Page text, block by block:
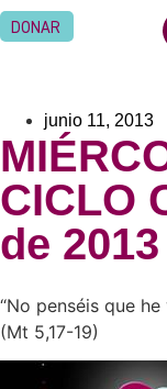
DONAR
junio 11, 2013
CICLO
de 2013
“No penséis que
(Mt 5,17-19)